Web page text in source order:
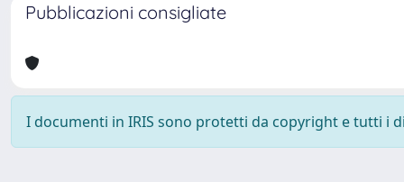
Pubblicazioni consigliate
I documenti in IRIS sono protetti da copyright e tutti i